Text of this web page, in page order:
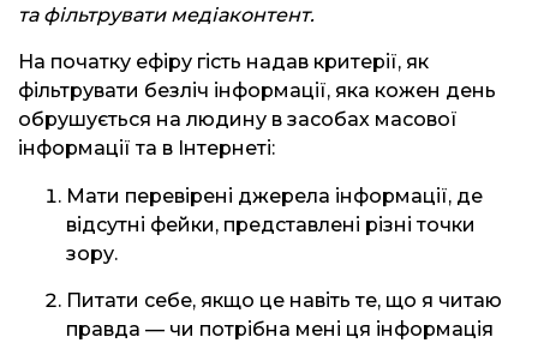
та фільтрувати медіаконтент.
На початку ефіру гість надав критерії, як
фільтрувати безліч інформації, яка кожен день
обрушується на людину в засобах масової
інформації та в Інтернеті:
Мати перевірені джерела інформації, де
відсутні фейки, представлені різні точки
зору.
Питати себе, якщо це навіть те, що я читаю
правда — чи потрібна мені ця інформація